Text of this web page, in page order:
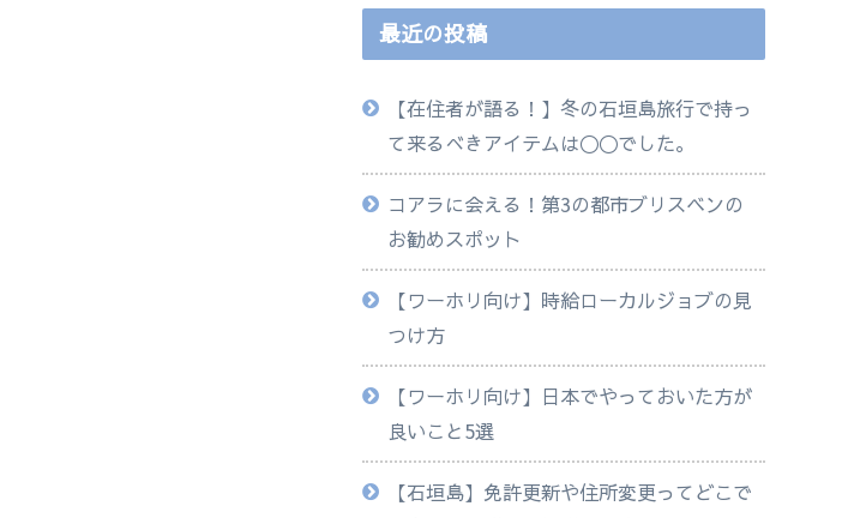
最近の投稿
【在住者が語る！】冬の石垣島旅行で持っ
て来るべきアイテムは◯◯でした。
コアラに会える！第3の都市ブリスベンの
お勧めスポット
【ワーホリ向け】時給ローカルジョブの見
つけ方
【ワーホリ向け】日本でやっておいた方が
良いこと5選
【石垣島】免許更新や住所変更ってどこで